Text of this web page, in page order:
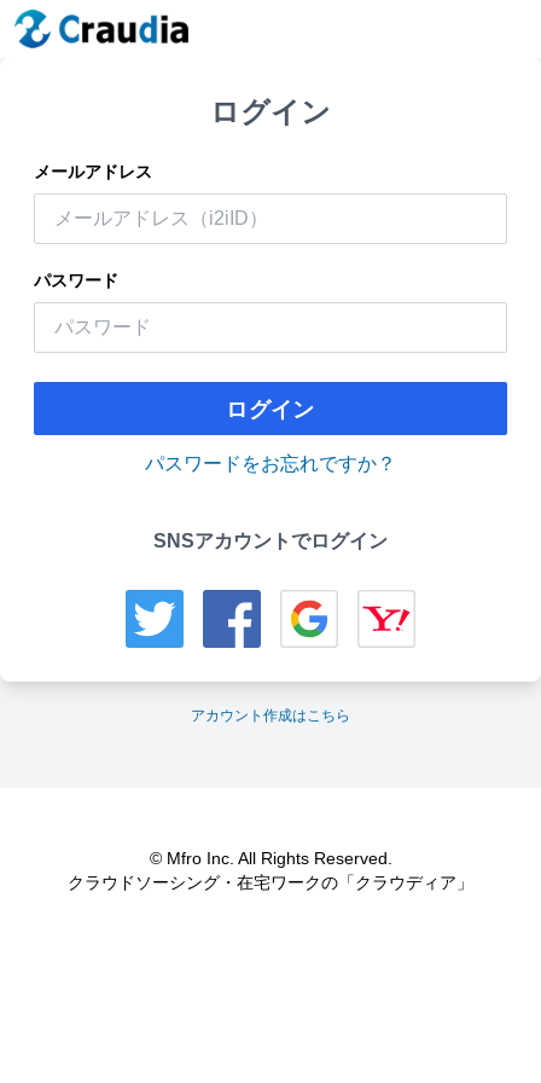
ログイン
メールアドレス
パスワード
ログイン
パスワードをお忘れですか？
SNSアカウントでログイン
アカウント作成はこちら
© Mfro Inc. All Rights Reserved.
クラウドソーシング・在宅ワークの「クラウディア」